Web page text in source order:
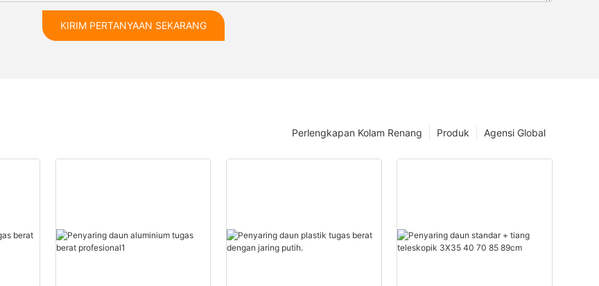
KIRIM PERTANYAAN SEKARANG
Agensi Global
Produk
Perlengkapan Kolam Renang